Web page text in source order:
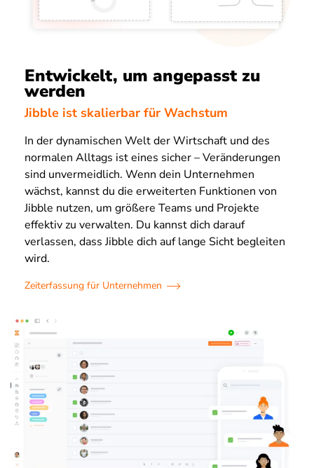
Entwickelt, um angepasst zu
werden
Jibble ist skalierbar für Wachstum
In der dynamischen Welt der Wirtschaft und des
normalen Alltags ist eines sicher – Veränderungen
sind unvermeidlich. Wenn dein Unternehmen
wächst, kannst du die erweiterten Funktionen von
Jibble nutzen, um größere Teams und Projekte
effektiv zu verwalten. Du kannst dich darauf
verlassen, dass Jibble dich auf lange Sicht begleiten
wird.
Zeiterfassung für Unternehmen